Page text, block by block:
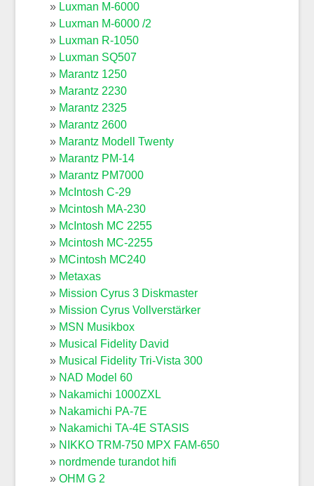
Luxman M-6000
Luxman M-6000 /2
Luxman R-1050
Luxman SQ507
Marantz 1250
Marantz 2230
Marantz 2325
Marantz 2600
Marantz Modell Twenty
Marantz PM-14
Marantz PM7000
McIntosh C-29
Mcintosh MA-230
McIntosh MC 2255
Mcintosh MC-2255
MCintosh MC240
Metaxas
Mission Cyrus 3 Diskmaster
Mission Cyrus Vollverstärker
MSN Musikbox
Musical Fidelity David
Musical Fidelity Tri-Vista 300
NAD Model 60
Nakamichi 1000ZXL
Nakamichi PA-7E
Nakamichi TA-4E STASIS
NIKKO TRM-750 MPX FAM-650
nordmende turandot hifi
OHM G 2